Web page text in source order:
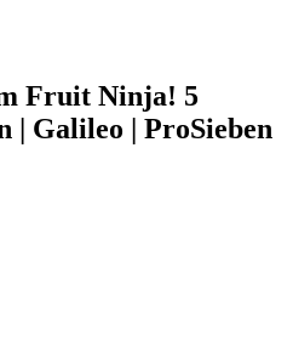
Fruit Ninja! 5
| Galileo | ProSieben